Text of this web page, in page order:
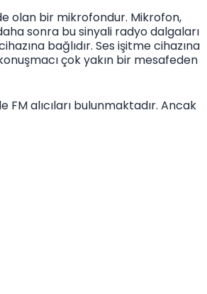
olan bir mikrofondur. Mikrofon,
sonra bu sinyali radyo dalgaları
bağlıdır. Ses işitme cihazına
çok yakın bir mesafeden
alıcıları bulunmaktadır. Ancak